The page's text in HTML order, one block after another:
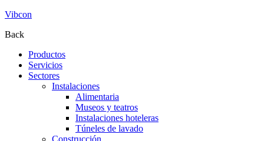
Vibcon
Back
Productos
Servicios
Sectores
Instalaciones
Alimentaria
Museos y teatros
Instalaciones hoteleras
Túneles de lavado
Construcción